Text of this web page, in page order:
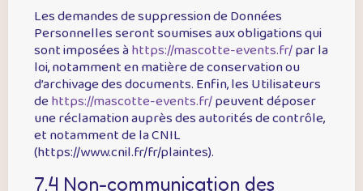
Les demandes de suppression de Données
Personnelles seront soumises aux obligations qui
sont imposées àhttps://mascotte-events.fr/par la
loi, notamment en matière de conservation ou
d’archivage des documents. Enfin, les Utilisateurs
dehttps://mascotte-events.fr/peuvent déposer
une réclamation auprès des autorités de contrôle,
et notamment de la CNIL
(https://www.cnil.fr/fr/plaintes).
7.4 Non-communication des